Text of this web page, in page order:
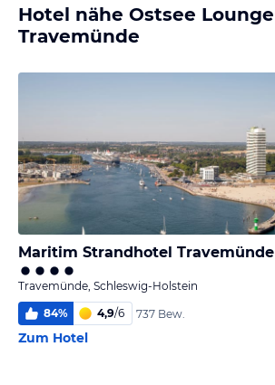
Hotel nähe Ostsee Lounge
Travemünde
Maritim Strandhotel Travemünde
Travemünde, Schleswig-Holstein
84% 4,9/6 737 Bew.
Zum Hotel